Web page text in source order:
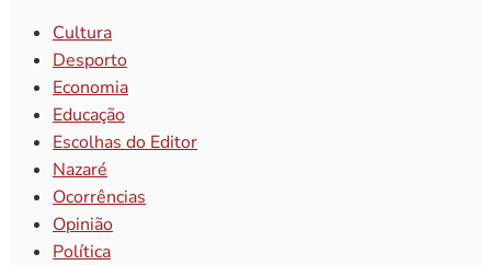
Cultura
Desporto
Economia
Educação
Escolhas do Editor
Nazaré
Ocorrências
Opinião
Política